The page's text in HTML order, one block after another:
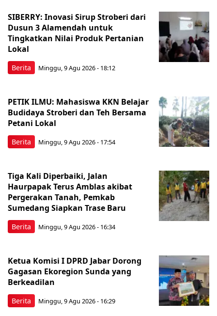
Berita
SIBERRY: Inovasi Sirup Stroberi dari
Dusun 3 Alamendah untuk
Tingkatkan Nilai Produk Pertanian
Lokal
Minggu, 9 Agu 2026 - 18:12
Berita
PETIK ILMU: Mahasiswa KKN Belajar
Budidaya Stroberi dan Teh Bersama
Petani Lokal
Minggu, 9 Agu 2026 - 17:54
Berita
Tiga Kali Diperbaiki, Jalan
Haurpapak Terus Amblas akibat
Pergerakan Tanah, Pemkab
Sumedang Siapkan Trase Baru
Minggu, 9 Agu 2026 - 16:34
Berita
Ketua Komisi I DPRD Jabar Dorong
Gagasan Ekoregion Sunda yang
Berkeadilan
Minggu, 9 Agu 2026 - 16:29